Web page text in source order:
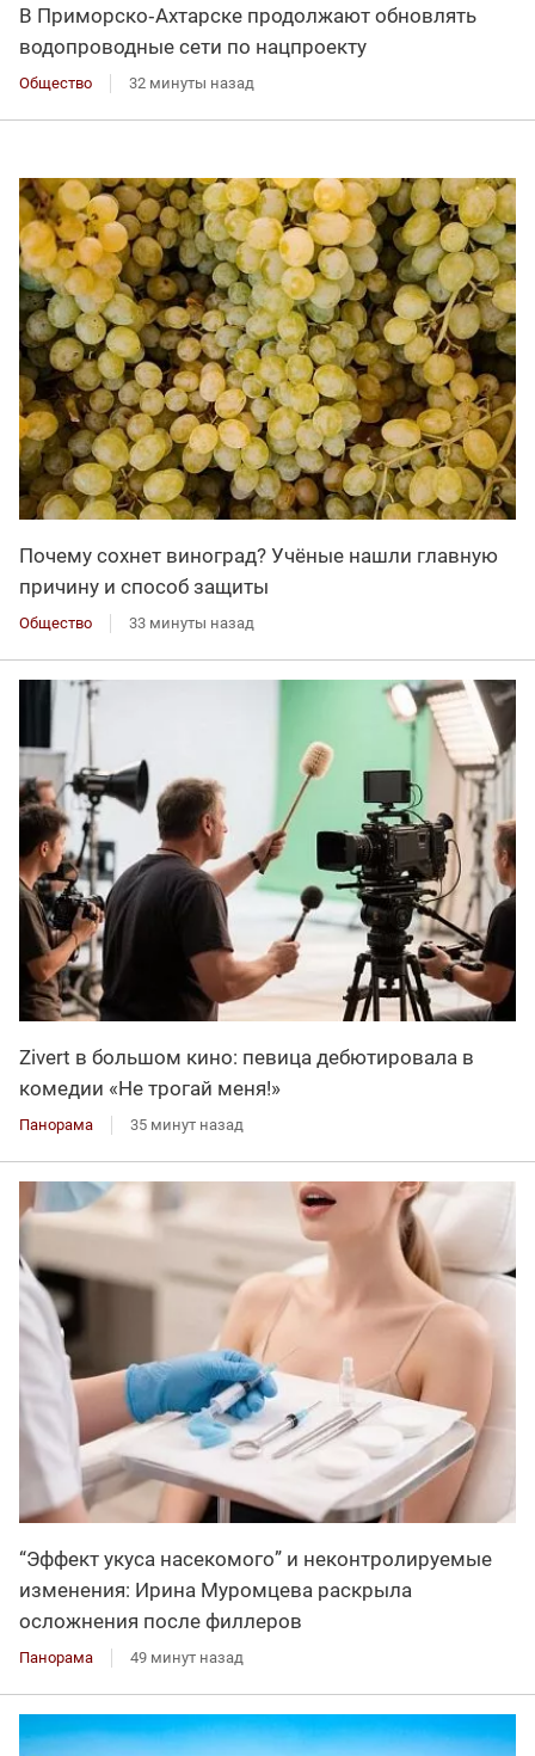
В Приморско‑Ахтарске продолжают обновлять
водопроводные сети по нацпроекту
Общество 32 минуты назад
Почему сохнет виноград? Учёные нашли главную
причину и способ защиты
Общество 33 минуты назад
Zivert в большом кино: певица дебютировала в
комедии «Не трогай меня!»
Панорама 35 минут назад
“Эффект укуса насекомого” и неконтролируемые
изменения: Ирина Муромцева раскрыла
осложнения после филлеров
Панорама 49 минут назад